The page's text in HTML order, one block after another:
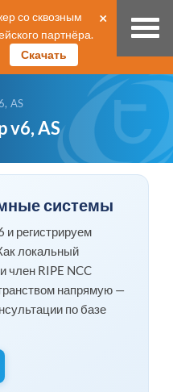
со сквозным
партнёра.
Скачать
×
AS
v6, AS
системы
регистрируем
локальный
член RIPE NCC
напрямую —
по базе